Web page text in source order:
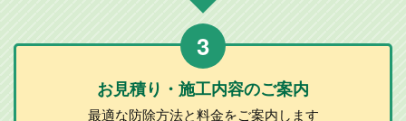
3
お見積り・施工内容のご案内
最適な防除方法と料金をご案内します